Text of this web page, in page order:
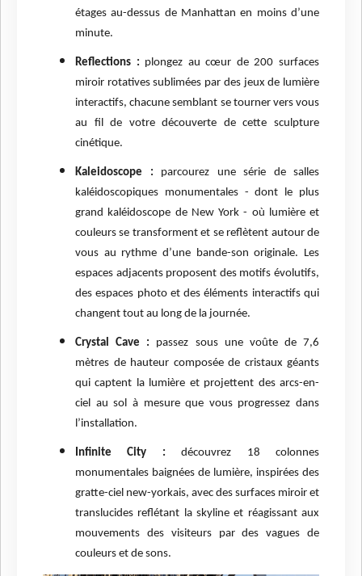
étages au-dessus de Manhattan en moins d’une
minute.
Reflections : plongez au cœur de 200 surfaces
miroir rotatives sublimées par des jeux de lumière
interactifs, chacune semblant se tourner vers vous
au fil de votre découverte de cette sculpture
cinétique.
Kaleidoscope : parcourez une série de salles
kaléidoscopiques monumentales - dont le plus
grand kaléidoscope de New York - où lumière et
couleurs se transforment et se reflètent autour de
vous au rythme d’une bande-son originale. Les
espaces adjacents proposent des motifs évolutifs,
des espaces photo et des éléments interactifs qui
changent tout au long de la journée.
Crystal Cave : passez sous une voûte de 7,6
mètres de hauteur composée de cristaux géants
qui captent la lumière et projettent des arcs-en-
ciel au sol à mesure que vous progressez dans
l’installation.
Infinite City : découvrez 18 colonnes
monumentales baignées de lumière, inspirées des
gratte-ciel new-yorkais, avec des surfaces miroir et
translucides reflétant la skyline et réagissant aux
mouvements des visiteurs par des vagues de
couleurs et de sons.